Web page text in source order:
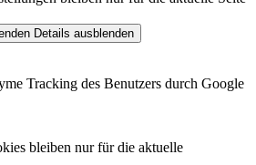
Details ausblenden
Tracking des Benutzers durch Google
bleiben nur für die aktuelle